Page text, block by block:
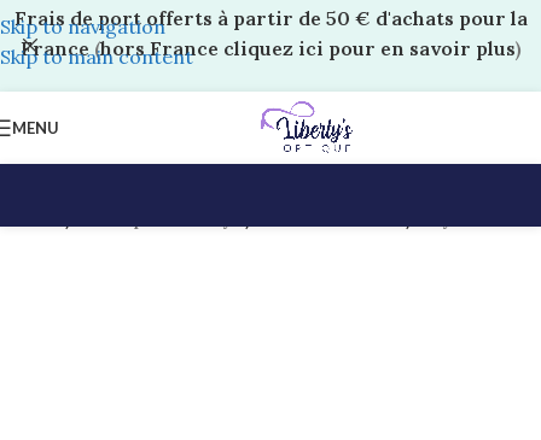
Skip to navigation
Skip to main content
Frais de port offerts à partir de 50 € d'achats pour la
France(hors France cliquez ici pour en savoir plus)
MENU